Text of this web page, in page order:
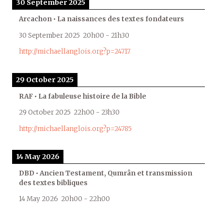
30 September 2025
Arcachon • La naissances des textes fondateurs
30 September 2025 20h00 - 21h30
http://michaellanglois.org?p=24717
29 October 2025
RAF • La fabuleuse histoire de la Bible
29 October 2025 22h00 - 23h30
http://michaellanglois.org?p=24785
14 May 2026
DBD • Ancien Testament, Qumrân et transmission
des textes bibliques
14 May 2026 20h00 - 22h00